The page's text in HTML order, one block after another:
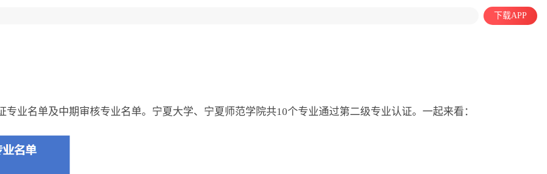
下载APP
业名单及中期审核专业名单。 宁夏大学、宁夏师范学院共10个专业通过第二级专业认证。一起来看：